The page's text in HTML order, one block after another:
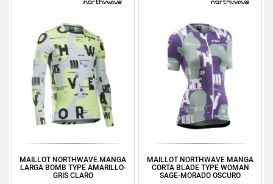
MAILLOT NORTHWAVE MANGA
LARGA BOMB TYPE AMARILLO-
GRIS CLARO
MAILLOT NORTHWAVE MANGA
CORTA BLADE TYPE WOMAN
SAGE-MORADO OSCURO